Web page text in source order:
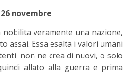
26 novembre
veramente una nazione,
assai. Essa esalta i valori umani
non ne crea di nuovi, o solo
allato alla guerra e prima